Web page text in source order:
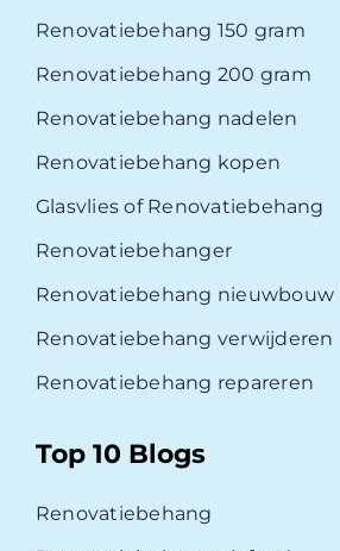
Renovatiebehang 150 gram
Renovatiebehang 200 gram
Renovatiebehang nadelen
Renovatiebehang kopen
Glasvlies of Renovatiebehang
Renovatiebehanger
Renovatiebehang nieuwbouw
Renovatiebehang verwijderen
Renovatiebehang repareren
Top 10 Blogs
Renovatiebehang